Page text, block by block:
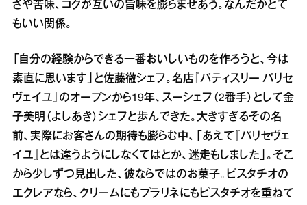
さや苦味、コクが互いの旨味を膨らませあう。なんだかとて
もいい関係。
「自分の経験からできる一番おいしいものを作ろうと、今は
素直に思います」と佐藤徹シェフ。名店『パティスリー パリセ
ヴェイユ』のオープンから19年、スーシェフ（2番手）として金
子美明（よしあき）シェフと歩んできた。大きすぎるその名
前、実際にお客さんの期待も膨らむ中、「あえて『パリセヴェ
イユ』とは違うようにしなくてはとか、迷走もしました」。そこ
から少しずつ見出した、彼ならではのお菓子。ピスタチオの
エクレアなら、クリームにもプラリネにもピスタチオを重ねて